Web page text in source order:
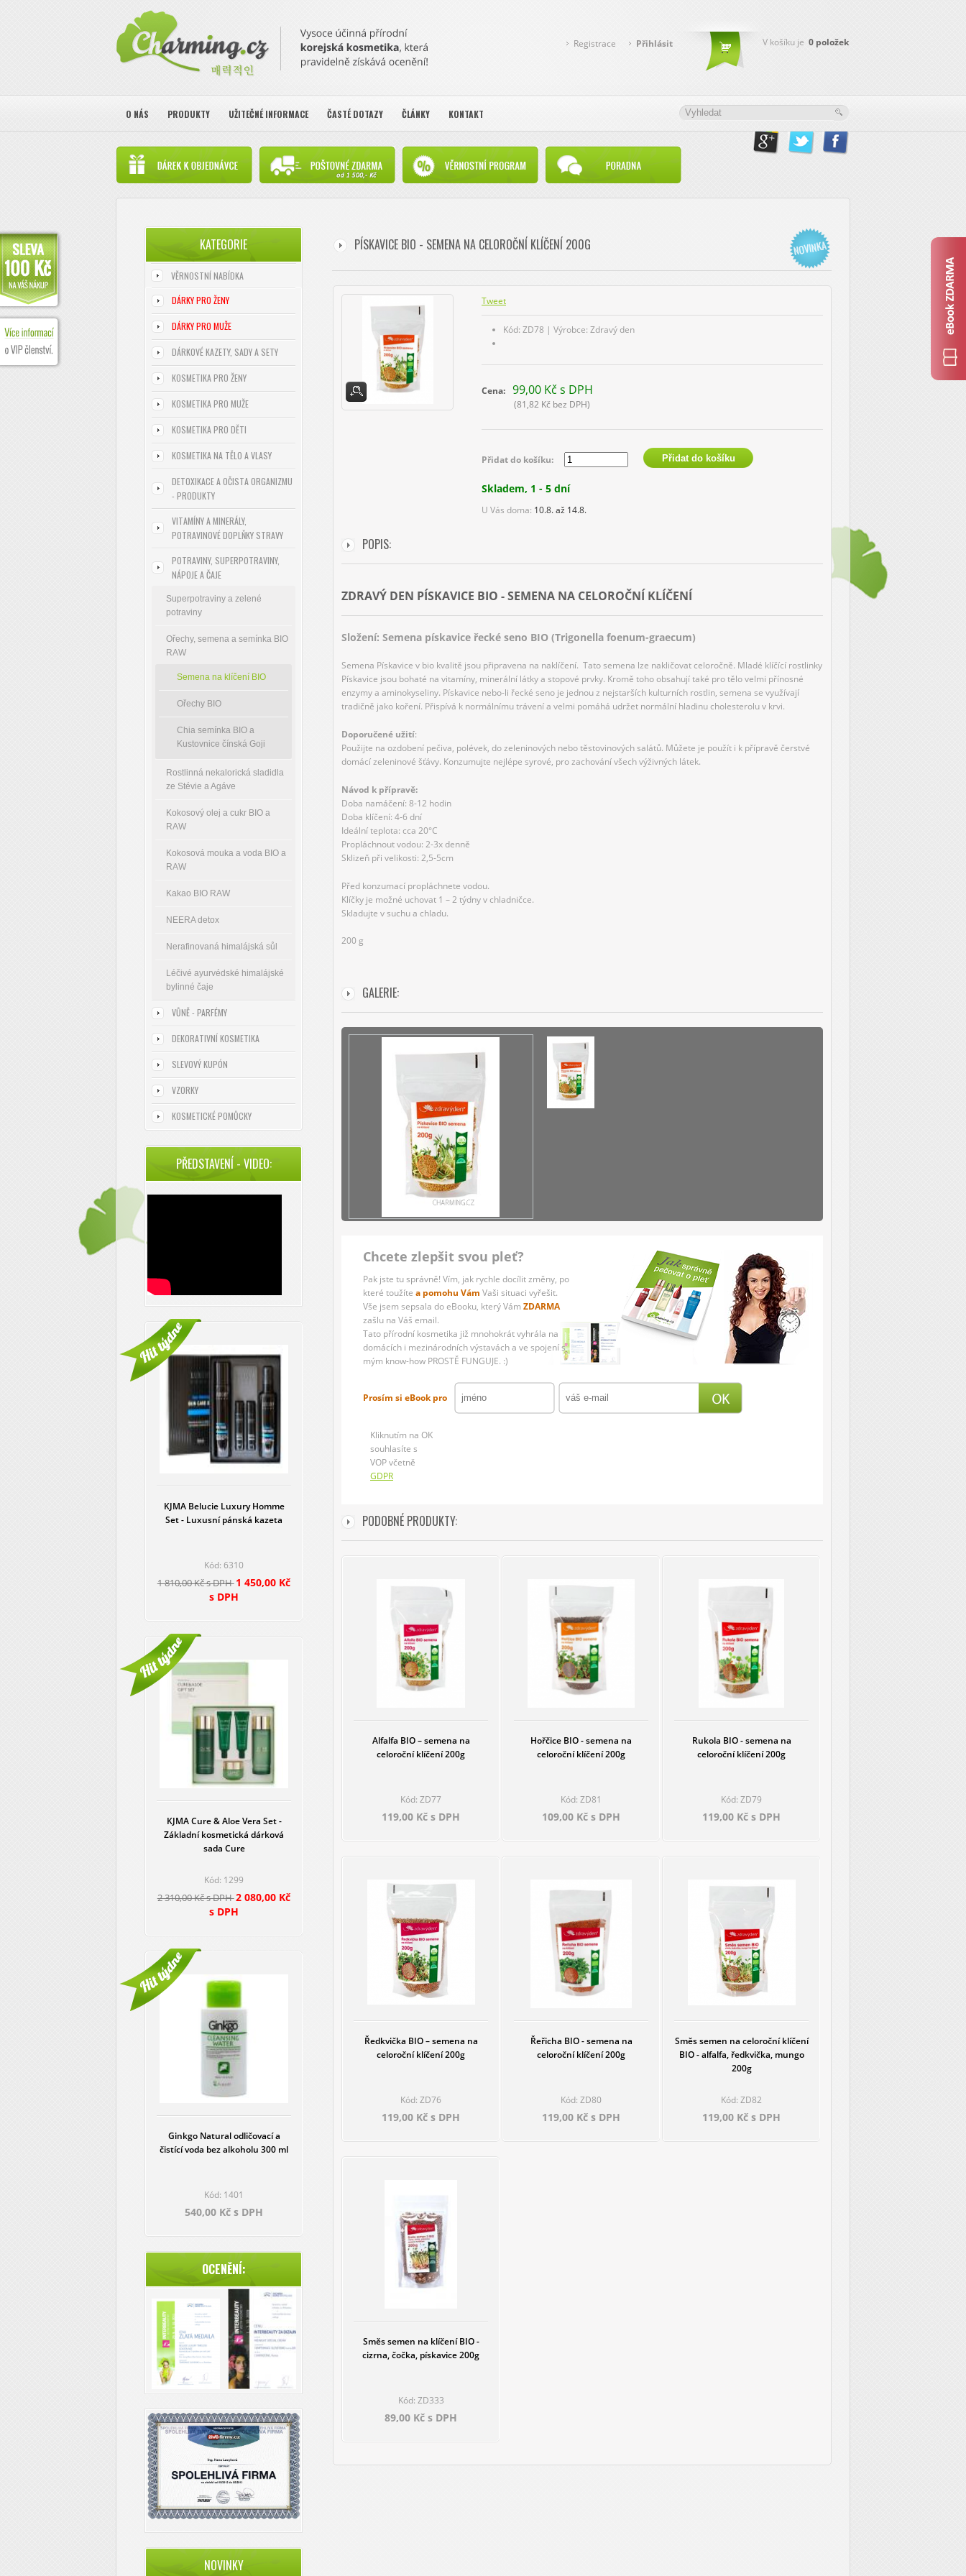
V košíku je 0 položek
Registrace Přihlásit
O NÁS PRODUKTY UŽITEČNÉ INFORMACE ČASTÉ DOTAZY ČLÁNKY KONTAKT
KATEGORIE
VĚRNOSTNÍ NABÍDKA
DÁRKY PRO ŽENY
DÁRKY PRO MUŽE
DÁRKOVÉ KAZETY, SADY A SETY
KOSMETIKA PRO ŽENY
KOSMETIKA PRO MUŽE
KOSMETIKA PRO DĚTI
KOSMETIKA NA TĚLO A VLASY
DETOXIKACE A OČISTA ORGANIZMU
- PRODUKTY
VITAMÍNY A MINERÁLY,
POTRAVINOVÉ DOPLŇKY STRAVY
POTRAVINY, SUPERPOTRAVINY,
NÁPOJE A ČAJE
Superpotraviny a zelené
potraviny
Ořechy, semena a semínka BIO
RAW
Semena na klíčení BIO
Ořechy BIO
Chia semínka BIO a
Kustovnice čínská Goji
Rostlinná nekalorická sladidla
ze Stévie a Agáve
Kokosový olej a cukr BIO a
RAW
Kokosová mouka a voda BIO a
RAW
Kakao BIO RAW
NEERA detox
Nerafinovaná himalájská sůl
Léčivé ayurvédské himalájské
bylinné čaje
VŮNĚ - PARFÉMY
DEKORATIVNÍ KOSMETIKA
SLEVOVÝ KUPÓN
VZORKY
KOSMETICKÉ POMŮCKY
PŘEDSTAVENÍ - VIDEO:
KJMA Belucie Luxury Homme
Set - Luxusní pánská kazeta
Kód: 6310
1 810,00 Kč s DPH1 450,00 Kč
s DPH
KJMA Cure & Aloe Vera Set -
Základní kosmetická dárková
sada Cure
Kód: 1299
2 310,00 Kč s DPH2 080,00 Kč
s DPH
Ginkgo Natural odličovací a
čistící voda bez alkoholu 300 ml
Kód: 1401
540,00 Kč s DPH
OCENĚNÍ:
NOVINKY
PÍSKAVICE BIO - SEMENA NA CELOROČNÍ KLÍČENÍ 200G
Tweet
Kód: ZD78 | Výrobce: Zdravý den
Cena: 99,00 Kč s DPH
(81,82 Kč bez DPH)
Přidat do košíku:
Skladem, 1 - 5 dní
U Vás doma: 10.8. až 14.8.
POPIS:
ZDRAVÝ DEN PÍSKAVICE BIO - SEMENA NA CELOROČNÍ KLÍČENÍ
Složení: Semena pískavice řecké seno BIO (Trigonella foenum-graecum)
Semena Pískavice v bio kvalitě jsou připravena na naklíčení. Tato semena lze nakličovat celoročně. Mladé klíčící rostlinky
Pískavice jsou bohaté na vitamíny, minerální látky a stopové prvky. Kromě toho obsahují také pro tělo velmi přínosné
enzymy a aminokyseliny. Pískavice nebo-li řecké seno je jednou z nejstarších kulturních rostlin, semena se využívají
tradičně jako koření. Přispívá k normálnímu trávení a velmi pomáhá udržet normální hladinu cholesterolu v krvi.
Doporučené užití:
Použijte na ozdobení pečiva, polévek, do zeleninových nebo těstovinových salátů. Můžete je použít i k přípravě čerstvé
domácí zeleninové šťávy. Konzumujte nejlépe syrové, pro zachování všech výživných látek.
Návod k přípravě:
Doba namáčení: 8-12 hodin
Doba klíčení: 4-6 dní
Ideální teplota: cca 20°C
Propláchnout vodou: 2-3x denně
Sklizeň při velikosti: 2,5-5cm
Před konzumací propláchnete vodou.
Klíčky je možné uchovat 1 – 2 týdny v chladničce.
Skladujte v suchu a chladu.
200 g
GALERIE:
Chcete zlepšit svou pleť?
Pak jste tu správně! Vím, jak rychle docílit změny, po
které toužíte a pomohu Vám Vaši situaci vyřešit.
Vše jsem sepsala do eBooku, který Vám ZDARMA
zašlu na Váš email.
Tato přírodní kosmetika již mnohokrát vyhrála na
domácích i mezinárodních výstavách a ve spojení s
mým know-how PROSTĚ FUNGUJE. :)
Prosím si eBook pro
Kliknutím na OK
souhlasíte s
VOP včetně
GDPR
PODOBNÉ PRODUKTY:
Alfalfa BIO – semena na
celoroční klíčení 200g
Kód: ZD77
119,00 Kč s DPH
Hořčice BIO - semena na
celoroční klíčení 200g
Kód: ZD81
109,00 Kč s DPH
Rukola BIO - semena na
celoroční klíčení 200g
Kód: ZD79
119,00 Kč s DPH
Ředkvička BIO – semena na
celoroční klíčení 200g
Kód: ZD76
119,00 Kč s DPH
Řeřicha BIO - semena na
celoroční klíčení 200g
Kód: ZD80
119,00 Kč s DPH
Směs semen na celoroční klíčení
BIO - alfalfa, ředkvička, mungo
200g
Kód: ZD82
119,00 Kč s DPH
Směs semen na klíčení BIO -
cizrna, čočka, pískavice 200g
Kód: ZD333
89,00 Kč s DPH